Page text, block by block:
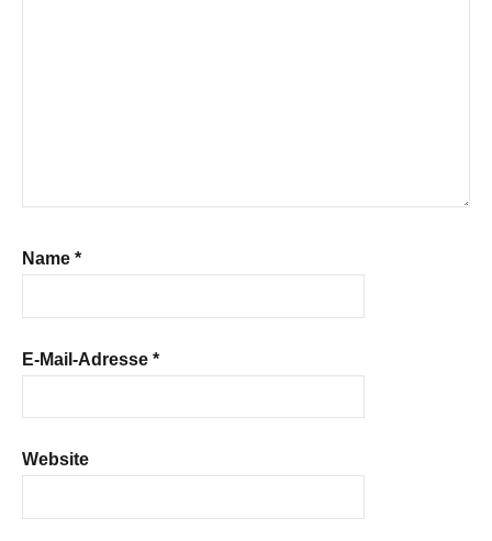
Name *
E-Mail-Adresse *
Website